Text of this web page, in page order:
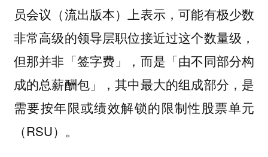
员会议（流出版本）上表示，可能有极少数
非常高级的领导层职位接近过这个数量级，
但那并非「签字费」，而是「由不同部分构
成的总薪酬包」，其中最大的组成部分，是
需要按年限或绩效解锁的限制性股票单元
（RSU）。